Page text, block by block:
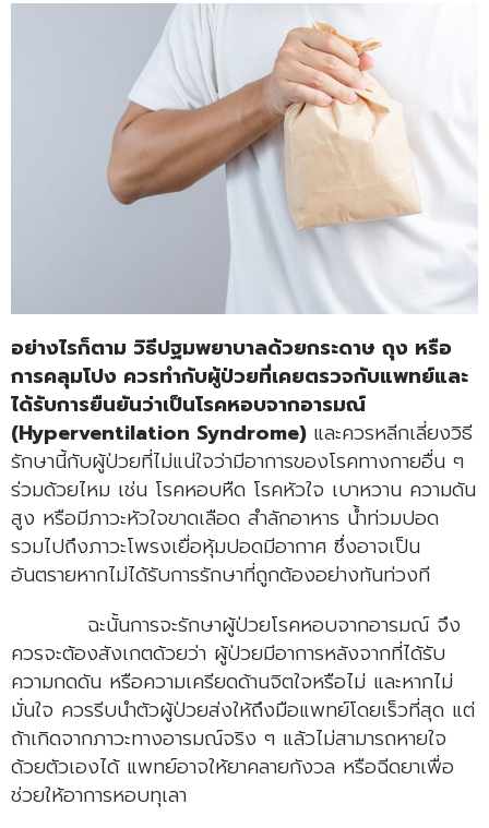
อย่างไรก็ตาม วิธีปฐมพยาบาลด้วยกระดาษ ถุง หรือ
การคลุมโปง ควรทำกับผู้ป่วยที่เคยตรวจกับแพทย์และ
ได้รับการยืนยันว่าเป็นโรคหอบจากอารมณ์
(Hyperventilation Syndrome) และควรหลีกเลี่ยงวิธี
รักษานี้กับผู้ป่วยที่ไม่แน่ใจว่ามีอาการของโรคทางกายอื่น ๆ
ร่วมด้วยไหม เช่น โรคหอบหืด โรคหัวใจ เบาหวาน ความดัน
สูง หรือมีภาวะหัวใจขาดเลือด สำลักอาหาร น้ำท่วมปอด
รวมไปถึงภาวะโพรงเยื่อหุ้มปอดมีอากาศ ซึ่งอาจเป็น
อันตรายหากไม่ได้รับการรักษาที่ถูกต้องอย่างทันท่วงที
ฉะนั้นการจะรักษาผู้ป่วยโรคหอบจากอารมณ์ จึง
ควรจะต้องสังเกตด้วยว่า ผู้ป่วยมีอาการหลังจากที่ได้รับ
ความกดดัน หรือความเครียดด้านจิตใจหรือไม่ และหากไม่
มั่นใจ ควรรีบนำตัวผู้ป่วยส่งให้ถึงมือแพทย์โดยเร็วที่สุด แต่
ถ้าเกิดจากภาวะทางอารมณ์จริง ๆ แล้วไม่สามารถหายใจ
ด้วยตัวเองได้ แพทย์อาจให้ยาคลายกังวล หรือฉีดยาเพื่อ
ช่วยให้อาการหอบทุเลา